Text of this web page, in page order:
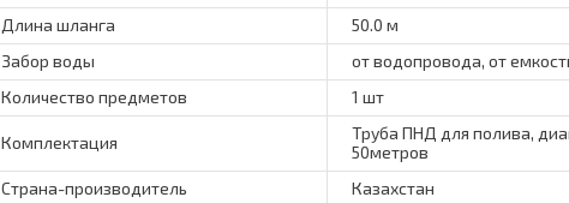
Длина шланга
50.0 м
Забор воды
от водопровода, от
Количество предметов
1 шт
Комплектация
Труба ПНД для полива,
50метров
Страна-производитель
Казахстан